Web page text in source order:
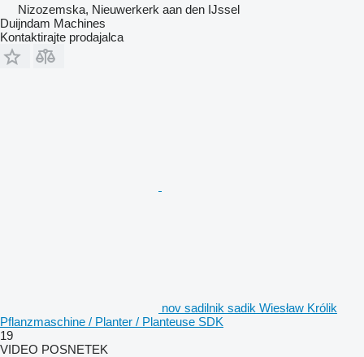
Nizozemska, Nieuwerkerk aan den IJssel
Duijndam Machines
Kontaktirajte prodajalca
nov sadilnik sadik Wiesław Królik
Pflanzmaschine / Planter / Planteuse SDK
19
VIDEO POSNETEK